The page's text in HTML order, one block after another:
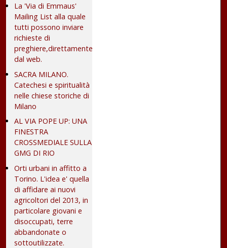
La 'Via di Emmaus'
Mailing List alla quale
tutti possono inviare
richieste di
preghiere,direttamente
dal web.
SACRA MILANO.
Catechesi e spiritualità
nelle chiese storiche di
Milano
AL VIA POPE UP: UNA
FINESTRA
CROSSMEDIALE SULLA
GMG DI RIO
Orti urbani in affitto a
Torino. L'idea e' quella
di affidare ai nuovi
agricoltori del 2013, in
particolare giovani e
disoccupati, terre
abbandonate o
sottoutilizzate.